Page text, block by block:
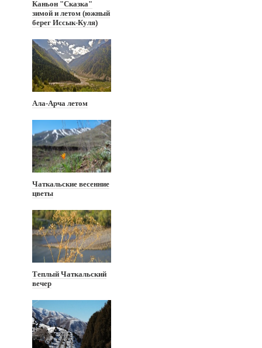
Каньон "Сказка"
зимой и летом (южный
берег Иссык-Куля)
Ала-Арча летом
Чаткальские весенние
цветы
Теплый Чаткальский
вечер